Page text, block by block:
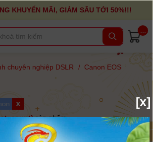
KHUYẾN MÃI, GIẢM SÂU TỚI 50%!!!
chuyên nghiệp DSLR / Canon EOS
x
sản phẩm
Sắp xếp
[x]